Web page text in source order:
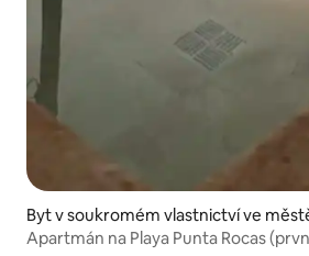
Byt v soukromém vlastnictví ve
Negra
Apartmán na Playa Punta Rocas